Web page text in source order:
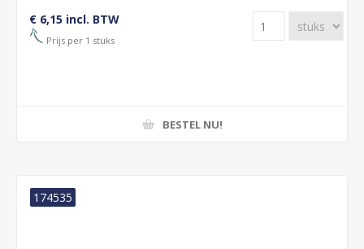
€ 6,15 incl. BTW
Prijs per 1 stuks
BESTEL NU!
174535